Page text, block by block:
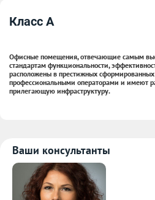
Класс A
Офисные помещения, отвечающие самым
стандартам функциональности,
расположены в престижных
профессиональными операторами и имеют
прилегающую инфраструктуру.
Ваши консультанты